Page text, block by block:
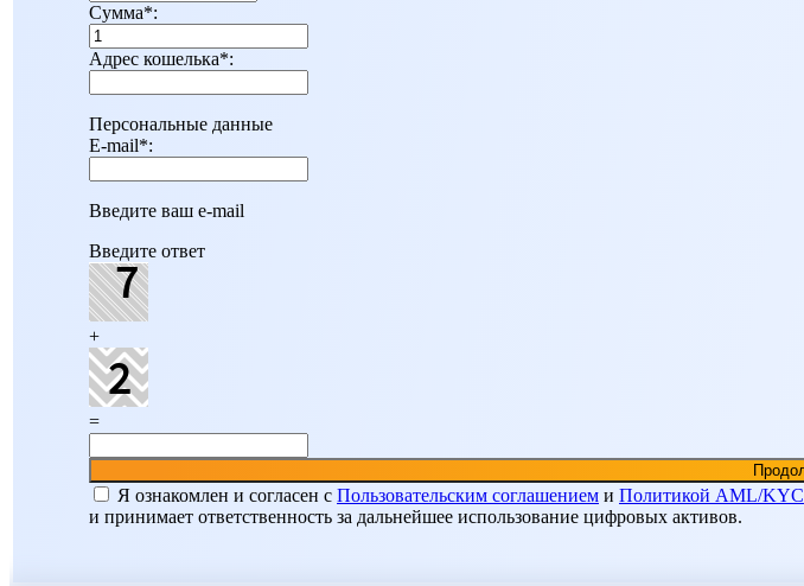
Сумма*:
Адрес кошелька*:
Персональные данные
E-mail*:
Введите ваш e-mail
Введите ответ
+
=
Я ознакомлен и согласен c Пользовательским соглашением и Политикой AML/KYC
и принимает ответственность за дальнейшее использование цифровых активов.